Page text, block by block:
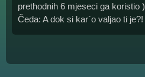
prethodnih 6 mjeseci ga koristio )
Čeda: A dok si kar`o valjao ti je?!